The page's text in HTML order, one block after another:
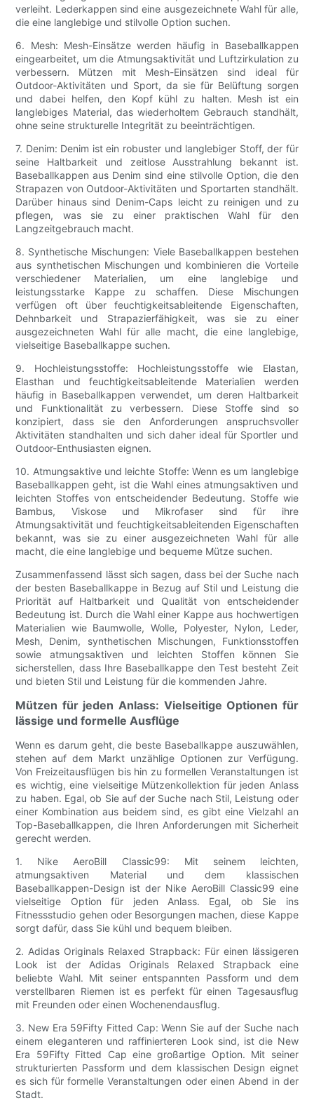
verleiht. Lederkappen sind eine ausgezeichnete Wahl für alle,
die eine langlebige und stilvolle Option suchen.
6. Mesh: Mesh-Einsätze werden häufig in Baseballkappen
eingearbeitet, um die Atmungsaktivität und Luftzirkulation zu
verbessern. Mützen mit Mesh-Einsätzen sind ideal für
Outdoor-Aktivitäten und Sport, da sie für Belüftung sorgen
und dabei helfen, den Kopf kühl zu halten. Mesh ist ein
langlebiges Material, das wiederholtem Gebrauch standhält,
ohne seine strukturelle Integrität zu beeinträchtigen.
7. Denim: Denim ist ein robuster und langlebiger Stoff, der für
seine Haltbarkeit und zeitlose Ausstrahlung bekannt ist.
Baseballkappen aus Denim sind eine stilvolle Option, die den
Strapazen von Outdoor-Aktivitäten und Sportarten standhält.
Darüber hinaus sind Denim-Caps leicht zu reinigen und zu
pflegen, was sie zu einer praktischen Wahl für den
Langzeitgebrauch macht.
8. Synthetische Mischungen: Viele Baseballkappen bestehen
aus synthetischen Mischungen und kombinieren die Vorteile
verschiedener Materialien, um eine langlebige und
leistungsstarke Kappe zu schaffen. Diese Mischungen
verfügen oft über feuchtigkeitsableitende Eigenschaften,
Dehnbarkeit und Strapazierfähigkeit, was sie zu einer
ausgezeichneten Wahl für alle macht, die eine langlebige,
vielseitige Baseballkappe suchen.
9. Hochleistungsstoffe: Hochleistungsstoffe wie Elastan,
Elasthan und feuchtigkeitsableitende Materialien werden
häufig in Baseballkappen verwendet, um deren Haltbarkeit
und Funktionalität zu verbessern. Diese Stoffe sind so
konzipiert, dass sie den Anforderungen anspruchsvoller
Aktivitäten standhalten und sich daher ideal für Sportler und
Outdoor-Enthusiasten eignen.
10. Atmungsaktive und leichte Stoffe: Wenn es um langlebige
Baseballkappen geht, ist die Wahl eines atmungsaktiven und
leichten Stoffes von entscheidender Bedeutung. Stoffe wie
Bambus, Viskose und Mikrofaser sind für ihre
Atmungsaktivität und feuchtigkeitsableitenden Eigenschaften
bekannt, was sie zu einer ausgezeichneten Wahl für alle
macht, die eine langlebige und bequeme Mütze suchen.
Zusammenfassend lässt sich sagen, dass bei der Suche nach
der besten Baseballkappe in Bezug auf Stil und Leistung die
Priorität auf Haltbarkeit und Qualität von entscheidender
Bedeutung ist. Durch die Wahl einer Kappe aus hochwertigen
Materialien wie Baumwolle, Wolle, Polyester, Nylon, Leder,
Mesh, Denim, synthetischen Mischungen, Funktionsstoffen
sowie atmungsaktiven und leichten Stoffen können Sie
sicherstellen, dass Ihre Baseballkappe den Test besteht Zeit
und bieten Stil und Leistung für die kommenden Jahre.
Mützen für jeden Anlass: Vielseitige Optionen für
lässige und formelle Ausflüge
Wenn es darum geht, die beste Baseballkappe auszuwählen,
stehen auf dem Markt unzählige Optionen zur Verfügung.
Von Freizeitausflügen bis hin zu formellen Veranstaltungen ist
es wichtig, eine vielseitige Mützenkollektion für jeden Anlass
zu haben. Egal, ob Sie auf der Suche nach Stil, Leistung oder
einer Kombination aus beidem sind, es gibt eine Vielzahl an
Top-Baseballkappen, die Ihren Anforderungen mit Sicherheit
gerecht werden.
1. Nike AeroBill Classic99: Mit seinem leichten,
atmungsaktiven Material und dem klassischen
Baseballkappen-Design ist der Nike AeroBill Classic99 eine
vielseitige Option für jeden Anlass. Egal, ob Sie ins
Fitnessstudio gehen oder Besorgungen machen, diese Kappe
sorgt dafür, dass Sie kühl und bequem bleiben.
2. Adidas Originals Relaxed Strapback: Für einen lässigeren
Look ist der Adidas Originals Relaxed Strapback eine
beliebte Wahl. Mit seiner entspannten Passform und dem
verstellbaren Riemen ist es perfekt für einen Tagesausflug
mit Freunden oder einen Wochenendausflug.
3. New Era 59Fifty Fitted Cap: Wenn Sie auf der Suche nach
einem eleganteren und raffinierteren Look sind, ist die New
Era 59Fifty Fitted Cap eine großartige Option. Mit seiner
strukturierten Passform und dem klassischen Design eignet
es sich für formelle Veranstaltungen oder einen Abend in der
Stadt.